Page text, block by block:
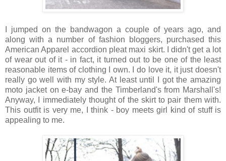
I jumped on the bandwagon a couple of years ago, and
along with a number of fashion bloggers, purchased this
American Apparel accordion pleat maxi skirt. I didn't get a lot
of wear out of it - in fact, it turned out to be one of the least
reasonable items of clothing I own. I do love it, it just doesn't
really go well with my style. At least until I got the amazing
moto jacket on e-bay and the Timberland's from Marshall's!
Anyway, I immediately thought of the skirt to pair them with.
This outfit is very me, I think - boy meets girl kind of stuff is
appealing to me.